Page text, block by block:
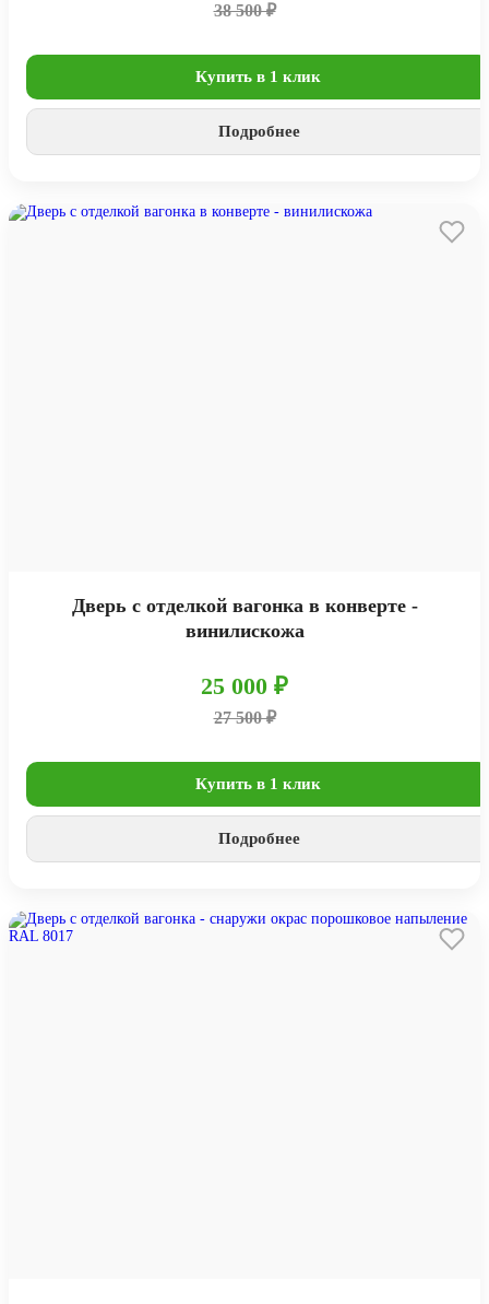
38 500 ₽
Купить в 1 клик
Подробнее
Дверь с отделкой вагонка в конверте -
винилискожа
25 000 ₽
27 500 ₽
Купить в 1 клик
Подробнее